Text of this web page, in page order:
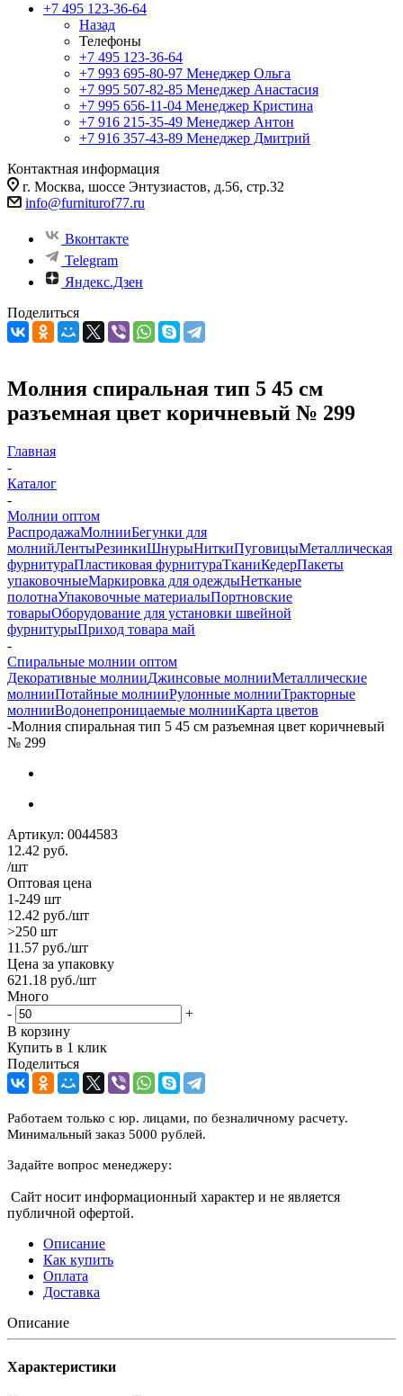
+7 495 123-36-64
Назад
Телефоны
+7 495 123-36-64
+7 993 695-80-97 Менеджер Ольга
+7 995 507-82-85 Менеджер Анастасия
+7 995 656-11-04 Менеджер Кристина
+7 916 215-35-49 Менеджер Антон
+7 916 357-43-89 Менеджер Дмитрий
Контактная информация
г. Москва, шоссе Энтузиастов, д.56, стр.32
info@furniturof77.ru
Вконтакте
Telegram
Яндекс.Дзен
Поделиться
Молния спиральная тип 5 45 см
разъемная цвет коричневый № 299
Главная
-
Каталог
-
Молнии оптом
РаспродажаМолнииБегунки для
молнийЛентыРезинкиШнурыНиткиПуговицыМеталлическая
фурнитураПластиковая фурнитураТканиКедерПакеты
упаковочныеМаркировка для одеждыНетканые
полотнаУпаковочные материалыПортновские
товарыОборудование для установки швейной
фурнитурыПриход товара май
-
Спиральные молнии оптом
Декоративные молнииДжинсовые молнииМеталлические
молнииПотайные молнииРулонные молнииТракторные
молнииВодонепроницаемые молнииКарта цветов
-Молния спиральная тип 5 45 см разъемная цвет коричневый
№ 299
Артикул: 0044583
12.42 руб.
/шт
Оптовая цена
1-249 шт
12.42 руб./шт
>250 шт
11.57 руб./шт
Цена за упаковку
621.18 руб./шт
Много
-
+
В корзину
Купить в 1 клик
Поделиться
Работаем только с юр. лицами, по безналичному расчету.
Минимальный заказ 5000 рублей.
Задайте вопрос менеджеру:
Сайт носит информационный характер и не является
публичной офертой.
Описание
Как купить
Оплата
Доставка
Описание
Характеристики